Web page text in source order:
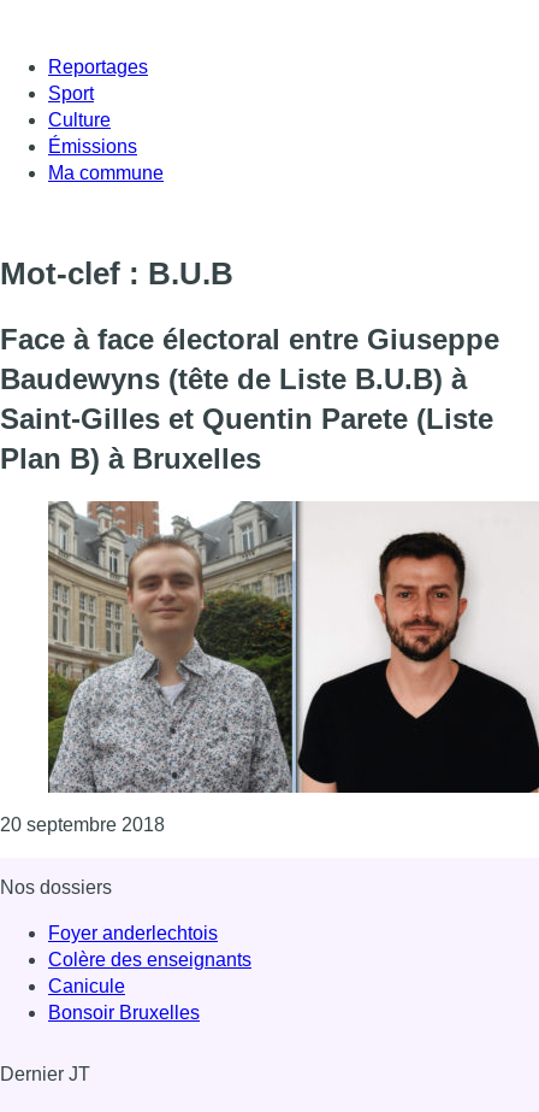
Reportages
Sport
Culture
Émissions
Ma commune
Mot-clef : B.U.B
Face à face électoral entre Giuseppe
Baudewyns (tête de Liste B.U.B) à
Saint-Gilles et Quentin Parete (Liste
Plan B) à Bruxelles
20 septembre 2018Consulter l'article "Face à face électoral
Nos dossiers
Foyer anderlechtois
Colère des enseignants
Canicule
Bonsoir Bruxelles
Dernier JT